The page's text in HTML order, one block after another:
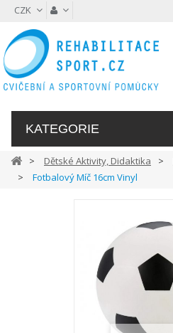
CZK
KATEGORIE
Dětské Aktivity, Didaktika
Fotbalový Míč 16cm Vinyl